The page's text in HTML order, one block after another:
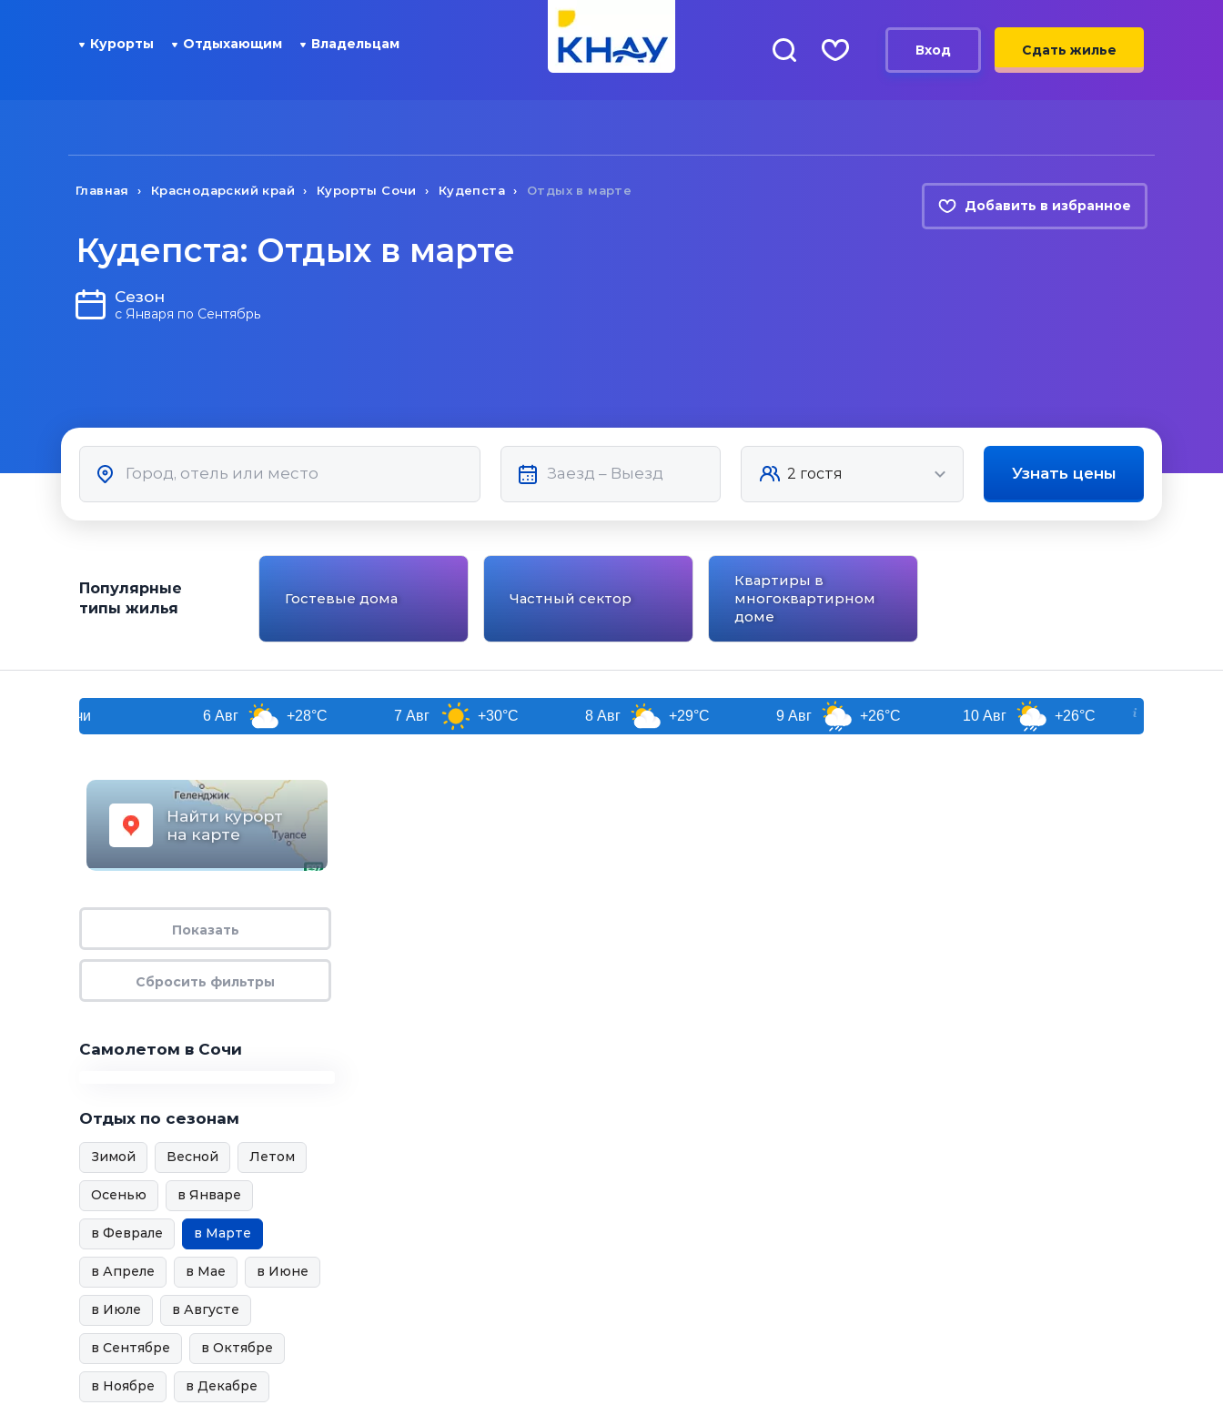
Курорты Отдыхающим Владельцам Вход Сдать жилье
Главная Краснодарский край Курорты Сочи Кудепста Отдых в марте
Добавить в избранное
Кудепста: Отдых в марте
Сезон
с Января по Сентябрь
Узнать цены
Популярные
типы жилья
Гостевые дома Частный сектор
Квартиры в
многоквартирном
доме
+28°C +30°C +29°C +26°C +26°C 11 Авг
Найти курорт
на карте
Самолетом в Сочи
Отдых по сезонам
Зимой Весной Летом
Осенью в Январе
в Феврале в Марте
в Апреле в Мае в Июне
в Июле в Августе
в Сентябре в Октябре
в Ноябре в Декабре